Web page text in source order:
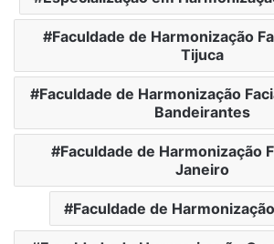
Faculdade de Harmonização
Tijuca
Faculdade de Harmonização
Bandeirantes
Faculdade de Harmonização
Janeiro
Faculdade de